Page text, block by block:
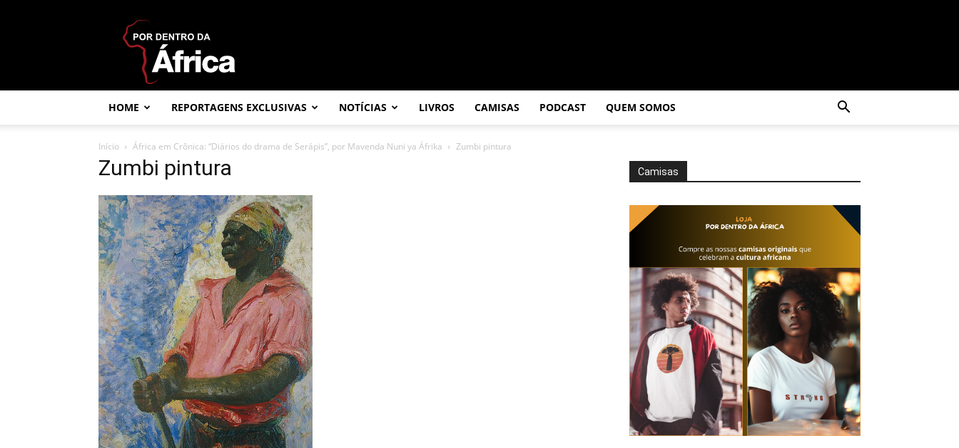
da
África
HOME REPORTAGENS EXCLUSIVAS NOTÍCIAS LIVROS CAMISAS PODCAST QUEM SOMOS
Início África em Crônica: “Diários do drama de Serápis”, por Mavenda Nuni ya Áfrika Zumbi pintura
Zumbi pintura Camisas